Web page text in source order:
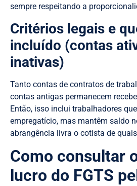
sempre respeitando a
Critérios legais e
incluído (contas
inativas)
Tanto contas de contratos de
contas antigas permanecem
Então, isso inclui trabalhadores
empregatício, mas mantêm saldo
abrangência livra o cotista de
Como consultar
lucro do FGTS